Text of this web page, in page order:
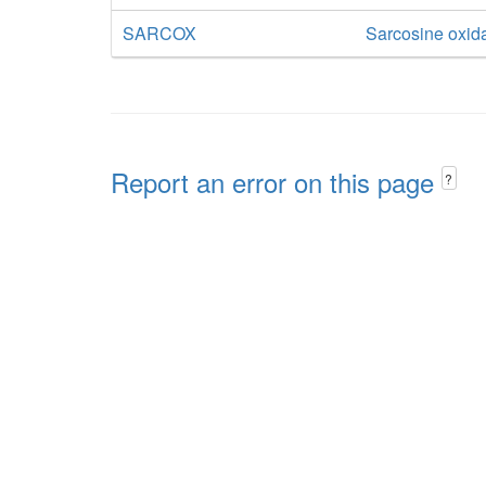
SARCOX Sarcosine
Report an error on this page ?